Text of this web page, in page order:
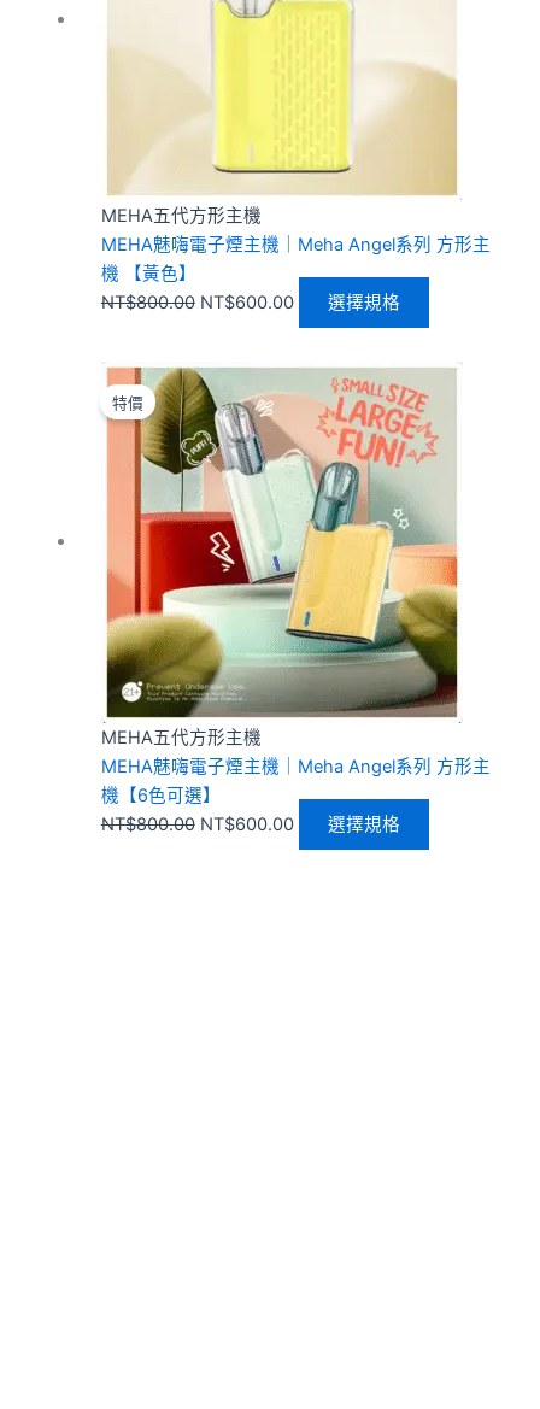
MEHA五代方形主機
MEHA魅嗨電子煙主機｜Meha Angel系列 方形主
機 【黃色】
NT$800.00 NT$600.00 選擇規格
可
頁
選
特價
MEHA五代方形主機
MEHA魅嗨電子煙主機｜Meha Angel系列 方形主
機【6色可選】
NT$800.00
原
始
價
格：
NT$800.00。
NT$600.00
目
前
格：
NT$600.00。
選擇規格
此
產
品
有
款
式。
可
在
產
品
頁
選